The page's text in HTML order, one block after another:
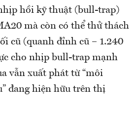
hồi kỹ thuật (bull-trap)
mà còn có thể thử thách
cũ (quanh đỉnh cũ – 1.240
cho nhịp bull-trap mạnh
vẫn xuất phát từ “môi
đang hiện hữu trên thị